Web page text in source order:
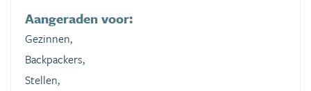
Aangeraden voor:
Gezinnen,
Backpackers,
Stellen,